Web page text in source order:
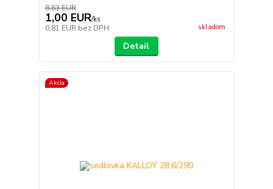
8,63 EUR
1,00 EUR/ks
0,81 EUR bez DPH skladom
Detail
Akcia